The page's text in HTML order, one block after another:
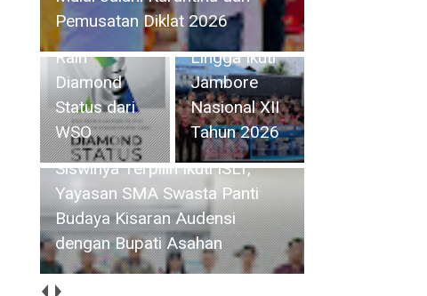
Pemusatan Diklat 2026
Pelayanan
Kelas Dunia,
Raih
Diamond
Status dari
WSO
Kontingen
Kwarcab
Lingga Ikuti
Jambore
Nasional XII
Tahun 2026
Siswinya Terpilih Ikuti ISLT,
Yayasan SMA Swasta Panti
Budaya Kisaran Audensi
dengan Bupati Asahan